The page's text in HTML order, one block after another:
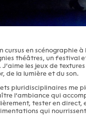
cursus en scénographie
théâtres, un festival
J’aime les jeux de
de la lumière et du son.
pluridisciplinaires me
l’ambiance qui
tester en direct,
qui